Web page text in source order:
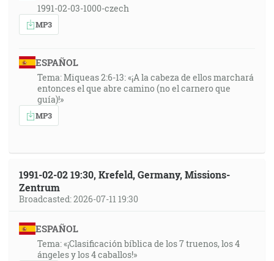
1991-02-03-1000-czech
MP3
ESPAÑOL
Tema: Miqueas 2:6-13: «¡A la cabeza de ellos marchará
entonces el que abre camino (no el carnero que
guía)!»
MP3
1991-02-02 19:30, Krefeld, Germany, Missions-
Zentrum
Broadcasted: 2026-07-11 19:30
ESPAÑOL
Tema: «¡Clasificación bíblica de los 7 truenos, los 4
ángeles y los 4 caballos!»